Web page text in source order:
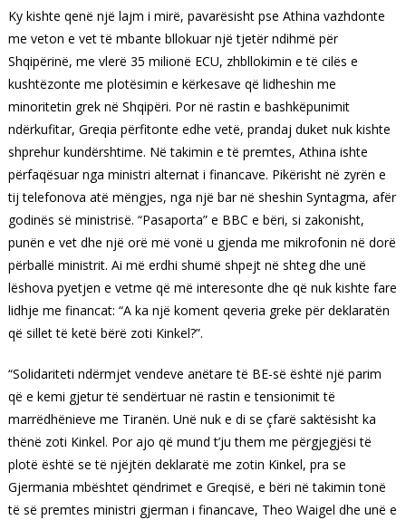
Ky kishte qenë një lajm i mirë, pavarësisht pse Athina vazhdonte
me veton e vet të mbante bllokuar një tjetër ndihmë për
Shqipërinë, me vlerë 35 milionë ECU, zhbllokimin e të cilës e
kushtëzonte me plotësimin e kërkesave që lidheshin me
minoritetin grek në Shqipëri. Por në rastin e bashkëpunimit
ndërkufitar, Greqia përfitonte edhe vetë, prandaj duket nuk kishte
shprehur kundërshtime. Në takimin e të premtes, Athina ishte
përfaqësuar nga ministri alternat i financave. Pikërisht në zyrën e
tij telefonova atë mëngjes, nga një bar në sheshin Syntagma, afër
godinës së ministrisë. “Pasaporta” e BBC e bëri, si zakonisht,
punën e vet dhe një orë më vonë u gjenda me mikrofonin në dorë
përballë ministrit. Ai më erdhi shumë shpejt në shteg dhe unë
lëshova pyetjen e vetme që më interesonte dhe që nuk kishte fare
lidhje me financat: “A ka një koment qeveria greke për deklaratën
që sillet të ketë bërë zoti Kinkel?”.
“Solidariteti ndërmjet vendeve anëtare të BE-së është një parim
që e kemi gjetur të sendërtuar në rastin e tensionimit të
marrëdhënieve me Tiranën. Unë nuk e di se çfarë saktësisht ka
thënë zoti Kinkel. Por ajo që mund t’ju them me përgjegjësi të
plotë është se të njëjtën deklaratë me zotin Kinkel, pra se
Gjermania mbështet qëndrimet e Greqisë, e bëri në takimin tonë
të së premtes ministri gjerman i financave, Theo Waigel dhe unë e